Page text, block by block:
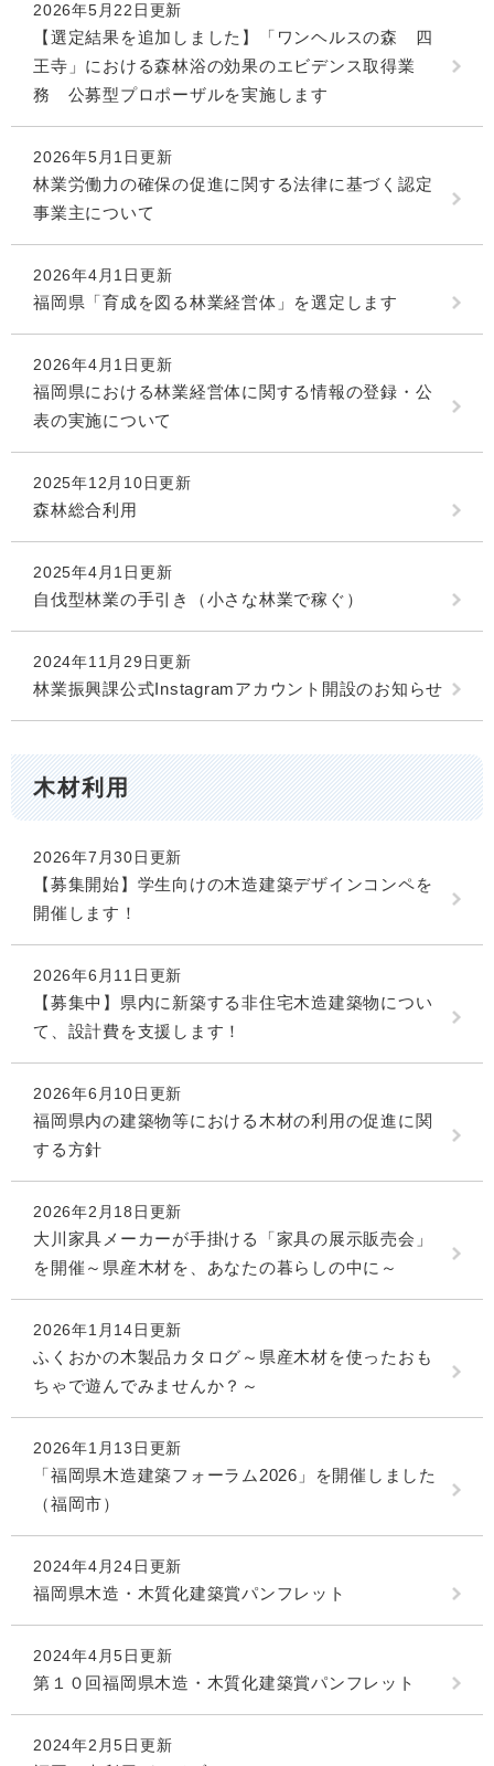
2026年5月22日更新
【選定結果を追加しました】「ワンヘルスの森 四
王寺」における森林浴の効果のエビデンス取得業
務 公募型プロポーザルを実施します
2026年5月1日更新
林業労働力の確保の促進に関する法律に基づく認定
事業主について
2026年4月1日更新
福岡県「育成を図る林業経営体」を選定します
2026年4月1日更新
福岡県における林業経営体に関する情報の登録・公
表の実施について
2025年12月10日更新
森林総合利用
2025年4月1日更新
自伐型林業の手引き（小さな林業で稼ぐ）
2024年11月29日更新
林業振興課公式Instagramアカウント開設のお知らせ
木材利用
2026年7月30日更新
【募集開始】学生向けの木造建築デザインコンペを
開催します！
2026年6月11日更新
【募集中】県内に新築する非住宅木造建築物につい
て、設計費を支援します！
2026年6月10日更新
福岡県内の建築物等における木材の利用の促進に関
する方針
2026年2月18日更新
大川家具メーカーが手掛ける「家具の展示販売会」
を開催～県産木材を、あなたの暮らしの中に～
2026年1月14日更新
ふくおかの木製品カタログ～県産木材を使ったおも
ちゃで遊んでみませんか？～
2026年1月13日更新
「福岡県木造建築フォーラム2026」を開催しました
（福岡市）
2024年4月24日更新
福岡県木造・木質化建築賞パンフレット
2024年4月5日更新
第１０回福岡県木造・木質化建築賞パンフレット
2024年2月5日更新